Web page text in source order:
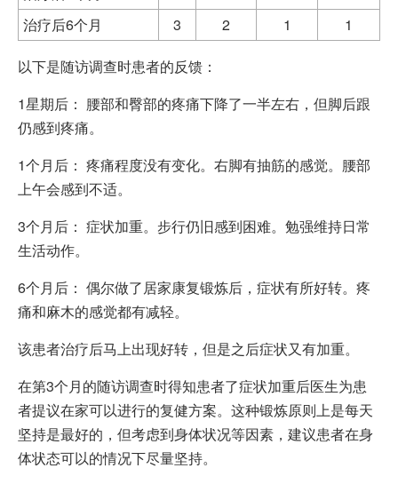
治疗后6个月
3 2 1 1
以下是随访调查时患者的反馈：
1星期后： 腰部和臀部的疼痛下降了一半左右，但脚后跟
仍感到疼痛。
1个月后： 疼痛程度没有变化。右脚有抽筋的感觉。腰部
上午会感到不适。
3个月后： 症状加重。步行仍旧感到困难。勉强维持日常
生活动作。
6个月后： 偶尔做了居家康复锻炼后，症状有所好转。疼
痛和麻木的感觉都有减轻。
该患者治疗后马上出现好转，但是之后症状又有加重。
在第3个月的随访调查时得知患者了症状加重后医生为患
者提议在家可以进行的复健方案。这种锻炼原则上是每天
坚持是最好的，但考虑到身体状况等因素，建议患者在身
体状态可以的情况下尽量坚持。